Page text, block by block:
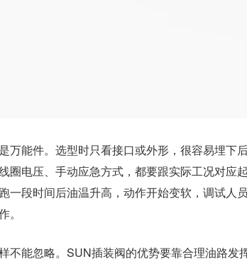
万能件。选型时只看接口或外形，很容易埋下
圈电压、手动应急方式，都要跟实际工况对应
一段时间后油温升高，动作开始变软，调试人
。
不能忽略。SUN插装阀的优势要靠合理油路